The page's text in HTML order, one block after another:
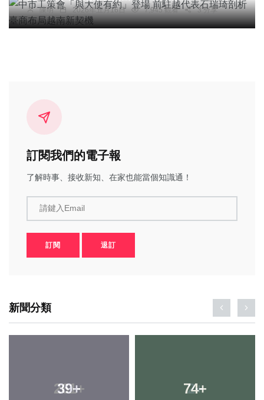
陳明 2026年五月16日 7,945 觀看 3 分享
訂閱我們的電子報
了解時事、接收新知、在家也能當個知識通！
請鍵入Email
訂閱 退訂
新聞分類
39+ 74+
261+ 2+